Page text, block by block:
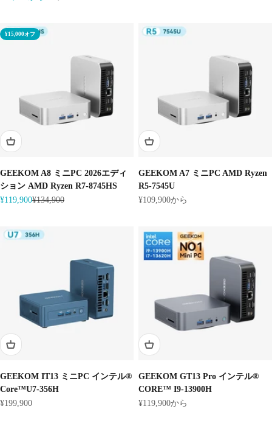
¥15,000オフ
GEEKOM A8 ミニPC 2026エディ
ション AMD Ryzen R7-8745HS
セール価格
¥119,900通常価格
¥134,900
GEEKOM A7 ミニPC AMD Ryzen
R5-7545U
セール価格
¥109,900から
GEEKOM IT13 ミニPC インテル®
Core™U7-356H
セール価格
¥199,900
GEEKOM GT13 Pro インテル®
CORE™ I9-13900H
セール価格
¥119,900から